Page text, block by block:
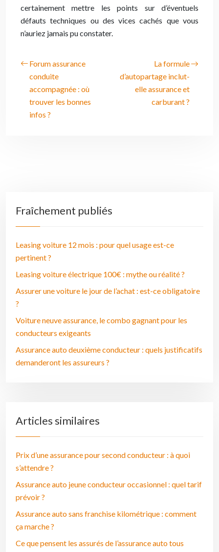
certainement mettre les points sur d’éventuels
défauts techniques ou des vices cachés que vous
n’auriez jamais pu constater.
Forum assurance
conduite
accompagnée : où
trouver les bonnes
infos ?
La formule
d’autopartage inclut-
elle assurance et
carburant ?
Fraîchement publiés
Leasing voiture 12 mois : pour quel usage est-ce
pertinent ?
Leasing voiture électrique 100€ : mythe ou réalité ?
Assurer une voiture le jour de l’achat : est-ce obligatoire
?
Voiture neuve assurance, le combo gagnant pour les
conducteurs exigeants
Assurance auto deuxième conducteur : quels justificatifs
demanderont les assureurs ?
Articles similaires
Prix d’une assurance pour second conducteur : à quoi
s’attendre ?
Assurance auto jeune conducteur occasionnel : quel tarif
prévoir ?
Assurance auto sans franchise kilométrique : comment
ça marche ?
Ce que pensent les assurés de l’assurance auto tous